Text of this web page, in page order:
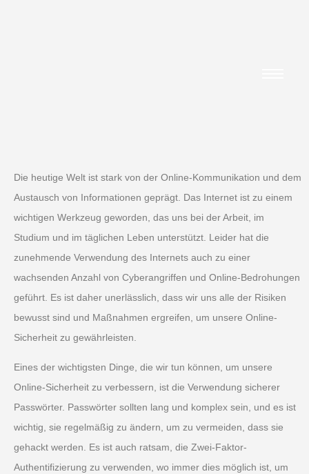
Die heutige Welt ist stark von der Online-Kommunikation und dem
Austausch von Informationen geprägt. Das Internet ist zu einem
wichtigen Werkzeug geworden, das uns bei der Arbeit, im
Studium und im täglichen Leben unterstützt. Leider hat die
zunehmende Verwendung des Internets auch zu einer
wachsenden Anzahl von Cyberangriffen und Online-Bedrohungen
geführt. Es ist daher unerlässlich, dass wir uns alle der Risiken
bewusst sind und Maßnahmen ergreifen, um unsere Online-
Sicherheit zu gewährleisten.
Eines der wichtigsten Dinge, die wir tun können, um unsere
Online-Sicherheit zu verbessern, ist die Verwendung sicherer
Passwörter. Passwörter sollten lang und komplex sein, und es ist
wichtig, sie regelmäßig zu ändern, um zu vermeiden, dass sie
gehackt werden. Es ist auch ratsam, die Zwei-Faktor-
Authentifizierung zu verwenden, wo immer dies möglich ist, um